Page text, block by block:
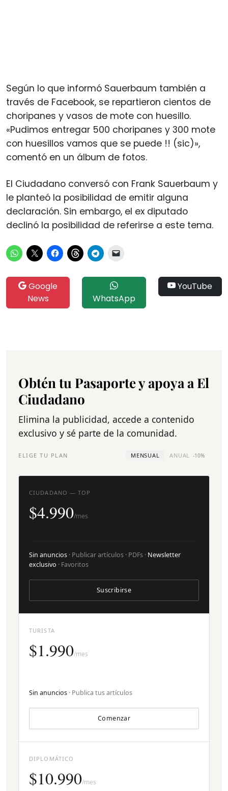
Según lo que informó Sauerbaum también a
través de Facebook, se repartieron cientos de
choripanes y vasos de mote con huesillo.
«Pudimos entregar 500 choripanes y 300 mote
con huesillos vamos que se puede !! (sic)»,
comentó en un álbum de fotos.
El Ciudadano conversó con Frank Sauerbaum y
le planteó la posibilidad de emitir alguna
declaración. Sin embargo, el ex diputado
declinó la posibilidad de referirse a este tema.
Google
News
WhatsApp
YouTube
Obtén tu Pasaporte y apoya a El
Ciudadano
Elimina la publicidad, accede a contenido
exclusivo y sé parte de la comunidad.
ELIGE TU PLAN MENSUAL ANUAL -10%
TURISTA
$1.990/mes
Sin anuncios · Publica tus artículos
Comenzar
CIUDADANO — TOP
$4.990/mes
Sin anuncios · Publicar artículos · PDFs · Newsletter
exclusivo · Favoritos
Suscribirse
DIPLOMÁTICO
$10.990/mes